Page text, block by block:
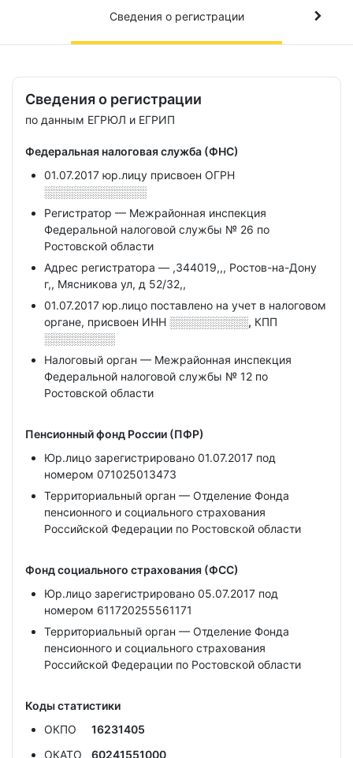
Сведения о регистрации
Сведения о регистрации
по данным ЕГРЮЛ и ЕГРИП
Федеральная налоговая служба (ФНС)
01.07.2017 юр.лицу присвоен ОГРН
░░░░░░░░░░░░░
Регистратор — Межрайонная инспекция
Федеральной налоговой службы № 26 по
Ростовской области
Адрес регистратора — ,344019,,, Ростов-на-Дону
г,, Мясникова ул, д 52/32,,
01.07.2017 юр.лицо поставлено на учет в налоговом
органе, присвоен ИНН ░░░░░░░░░░, КПП
░░░░░░░░░
Налоговый орган — Межрайонная инспекция
Федеральной налоговой службы № 12 по
Ростовской области
Пенсионный фонд России (ПФР)
Юр.лицо зарегистрировано 01.07.2017 под
номером 071025013473
Территориальный орган — Отделение Фонда
пенсионного и социального страхования
Российской Федерации по Ростовской области
Фонд социального страхования (ФСС)
Юр.лицо зарегистрировано 05.07.2017 под
номером 611720255561171
Территориальный орган — Отделение Фонда
пенсионного и социального страхования
Российской Федерации по Ростовской области
Коды статистики
ОКПО
16231405
ОКАТО
60241551000